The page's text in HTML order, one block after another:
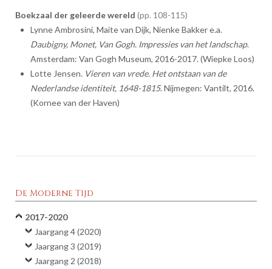
Boekzaal der geleerde wereld
108-115
Lynne Ambrosini, Maite van Dijk, Nienke Bakker e.a.
Daubigny, Monet, Van Gogh. Impressies van het landschap.
Amsterdam: Van Gogh Museum, 2016-2017. (Wiepke Loos)
Lotte Jensen. Vieren van vrede. Het ontstaan van de
Nederlandse identiteit, 1648-1815. Nijmegen: Vantilt, 2016.
(Kornee van der Haven)
De Moderne Tijd
2017-2020
Jaargang 4 (2020)
Jaargang 3 (2019)
Jaargang 2 (2018)